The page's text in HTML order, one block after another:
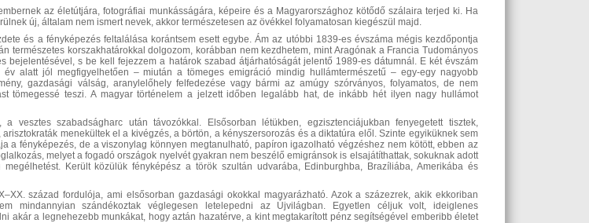
az életútjára, fotográfiai munkásságára, képeire és a Magyarországhoz kötődő szálaira terjed ki. Ha
új, általam nem ismert nevek, akkor természetesen az övékkel folyamatosan kiegészül majd.
és a fényképezés feltalálása korántsem esett egybe. Ám az utóbbi 1839-es évszáma mégis kezdőpontja
természetes korszakhatárokkal dolgozom, korábban nem kezdhetem, mint Aragónak a Francia Tudományos
bejelentésével, s be kell fejezzem a határok szabad átjárhatóságát jelentő 1989-es dátumnál. E két évszám
év alatt jól megfigyelhetően – miután a tömeges emigráció mindig hullámtermészetű – egy-egy nagyobb
gazdasági válság, aranylelőhely felfedezése vagy bármi az amúgy szórványos, folyamatos, de nem
tömegessé teszi. A magyar történelem a jelzett időben legalább hat, de inkább hét ilyen nagy hullámot
vesztes szabadságharc után távozókkal. Elsősorban létükben, egzisztenciájukban fenyegetett tisztek,
menekültek el a kivégzés, a börtön, a kényszersorozás és a diktatúra elől. Szinte egyiküknek sem
a fényképezés, de a viszonylag könnyen megtanulható, papíron igazolható végzéshez nem kötött, ebben az
melyet a fogadó országok nyelvét gyakran nem beszélő emigránsok is elsajátíthattak, sokuknak adott
megélhetést. Került közülük fényképész a török szultán udvarába, Edinburghba, Brazíliába, Amerikába és
század fordulója, ami elsősorban gazdasági okokkal magyarázható. Azok a százezrek, akik ekkoriban
mindannyian szándékoztak véglegesen letelepedni az Újvilágban. Egyetlen céljuk volt, ideiglenes
akár a legnehezebb munkákat, hogy aztán hazatérve, a kint megtakarított pénz segítségével emberibb életet